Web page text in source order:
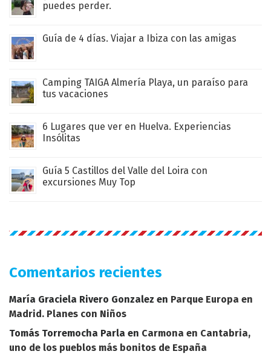
puedes perder.
Guía de 4 días. Viajar a Ibiza con las amigas
Camping TAIGA Almería Playa, un paraíso para
tus vacaciones
6 Lugares que ver en Huelva. Experiencias
Insólitas
Guía 5 Castillos del Valle del Loira con
excursiones Muy Top
Comentarios recientes
María Graciela Rivero Gonzalez en Parque Europa en
Madrid. Planes con Niños
Tomás Torremocha Parla en Carmona en Cantabria,
uno de los pueblos más bonitos de España